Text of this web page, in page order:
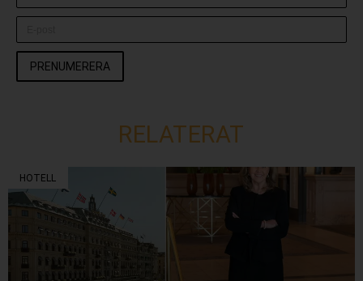
PRENUMERERA
RELATERAT
HOTELL